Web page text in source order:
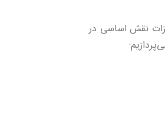
نقش اساسی در